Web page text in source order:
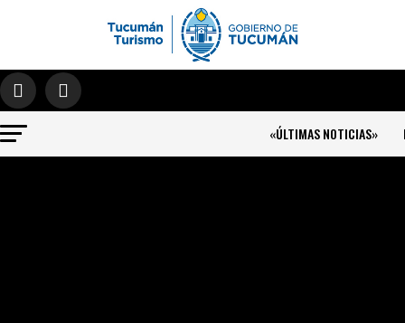
«ÚLTIMAS NOTICIAS»